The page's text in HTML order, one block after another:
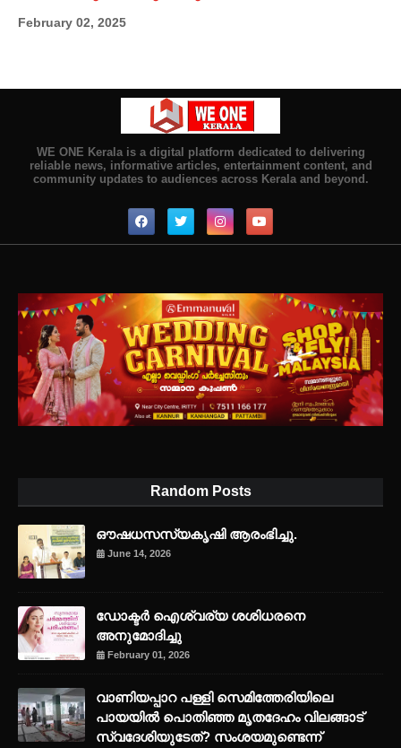
February 02, 2025
WE ONE Kerala is a digital platform dedicated to delivering
reliable news, informative articles, entertainment content, and
community updates to audiences across Kerala and beyond.
Random Posts
ഔഷധസസ്യകൃഷി ആരംഭിച്ചു.
June 14, 2026
ഡോക്ടർ ഐശ്വര്യ ശശിധരനെ
അനുമോദിച്ചു
February 01, 2026
വാണിയപ്പാറ പള്ളി സെമിത്തേരിയിലെ
പായയിൽ പൊതിഞ്ഞ മൃതദേഹം വിലങ്ങാട്
സ്വദേശിയുടേത്? സംശയമുണ്ടെന്ന്